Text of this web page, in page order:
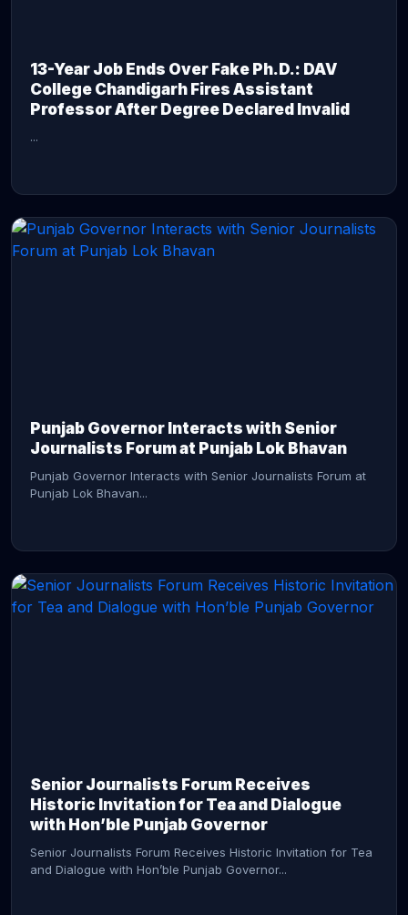
13-Year Job Ends Over Fake Ph.D.: DAV
College Chandigarh Fires Assistant
Professor After Degree Declared Invalid
...
Punjab Governor Interacts with Senior
Journalists Forum at Punjab Lok Bhavan
Punjab Governor Interacts with Senior Journalists Forum at
Punjab Lok Bhavan...
Senior Journalists Forum Receives
Historic Invitation for Tea and Dialogue
with Hon’ble Punjab Governor
Senior Journalists Forum Receives Historic Invitation for Tea
and Dialogue with Hon’ble Punjab Governor...